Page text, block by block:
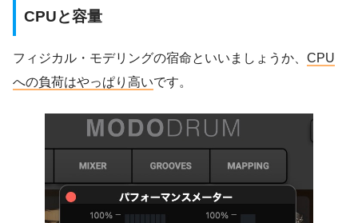
CPUと容量
フィジカル・モデリングの宿命といいましょうか、 CPU
への負荷はやっぱり高いです。